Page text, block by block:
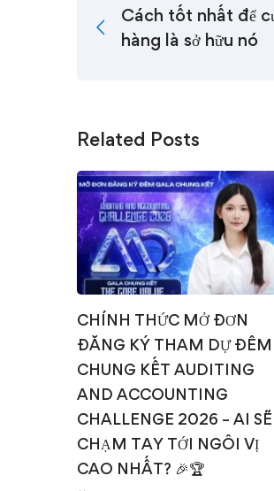
Cách tốt nhất để
hàng là sở hữu nó
Related Posts
CHÍNH THỨC MỞ ĐƠN
ĐĂNG KÝ THAM DỰ ĐÊM
CHUNG KẾT AUDITING
AND ACCOUNTING
CHALLENGE 2026 – AI SẼ
CHẠM TAY TỚI NGÔI VỊ
CAO NHẤT? 🎉🏆